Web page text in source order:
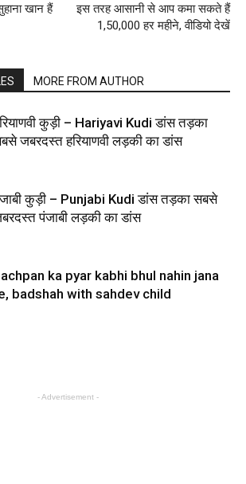
खान हैं
इस तरह आसानी से आप कमा सकते हैं
1,50,000 हर महीने, वीडियो देखें
MORE FROM AUTHOR
कुड़ी – Hariyavi Kudi डांस तड़का
जबरदस्त हरियाणवी लड़की का डांस
कुड़ी – Punjabi Kudi डांस तड़का सबसे
पंजाबी लड़की का डांस
ka pyar kabhi bhul nahin jana
badshah with sahdev child
- Advertisement -